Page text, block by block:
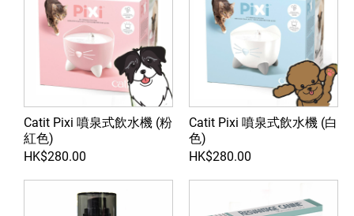
Catit Pixi 噴泉式飲水機 (粉
紅色)
HK$280.00
Catit Pixi 噴泉式飲水機 (白
色)
HK$280.00